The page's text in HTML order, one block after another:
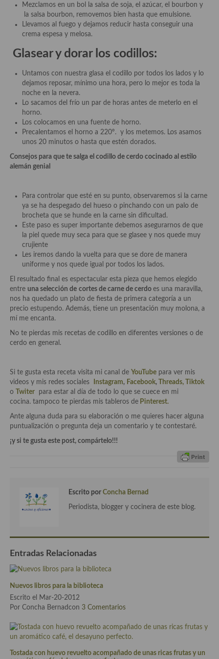
Mezclamos en un bol la salsa de soja, el azúcar, el bourbon y
la salsa bourbon, removemos bien hasta que emulsione.
Llevamos al fuego y dejamos reducir hasta conseguir una
crema espesa y melosa.
Glasear y dorar los codillos:
Untamos con nuestra glasa el codillo por todos los lados y lo
dejamos reposar, mínimo una hora, pero lo mejor es toda la
noche en la nevera.
Lo sacamos del frío un par de horas antes de meterlo en el
horno.
Los colocamos en una fuente de horno.
Precalentamos el horno a 220º. y los metemos. Los asamos
unos 20 minutos o hasta que estén dorados.
Consejos para que te salga el codillo de cerdo cocinado al estilo
alemán genial
Para controlar que esté en su punto, observaremos si la carne
ya se ha despegado del hueso o pinchando con un palo de
brocheta que se hunde en la carne sin dificultad.
Este paso es super importante debemos asegurarnos de que
la piel quede muy seca para que se glasee y nos quede muy
crujiente
Les iremos dando la vuelta para que se dore de manera
uniforme y nos quede igual por todos los lados.
El resultado final es espectacular esta pieza que hemos elegido
entre una selección de cortes de carne de cerdo es una maravilla,
nos ha quedado un plato de fiesta de primera categoría a un
precio estupendo. Además, tiene un presentación muy molona, a
mí me encanta.
No te pierdas mis recetas de codillo en diferentes versiones o de
cerdo en general.
Si te gusta esta receta visita mi canal de YouTube para ver mis
videos y mis redes sociales
Instagram, Facebook, Threads,
Tiktok
o
Twiter para estar al día de todo lo que se cuece en mi
cocina. tampoco te pierdas mis tableros de Pinterest.
Ante alguna duda para su elaboración o me quieres hacer alguna
puntualización o pregunta deja un comentario y te contestaré.
¡y si te gusta este post, compártelo!!!
Escrito por Concha Bernad
Periodista, blogger y cocinera de este blog.
Entradas Relacionadas
Nuevos libros para la biblioteca
Escrito el Mar-20-2012
Por Concha Bernadcon 3 Comentarios
Tostada con huevo revuelto acompañado de unas ricas frutas y un